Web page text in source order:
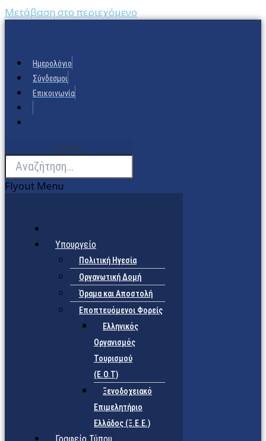
Μετάβαση στο περιεχόμενο
Ημερολόγιο
Σύνδεσμοι
Επικοινωνία
Search
Flyout Menu
Υπουργείο
Πολιτική Ηγεσία
Οργανωτική Δομή
Όραμα και Αποστολή
Εποπτευόμενοι Φορείς
Eλληνικός
Οργανισμός
Τουρισμού
(Ε.Ο.Τ)
Ξενοδοχειακό
Επιμελητήριο
Ελλάδος (Ξ.Ε.Ε.)